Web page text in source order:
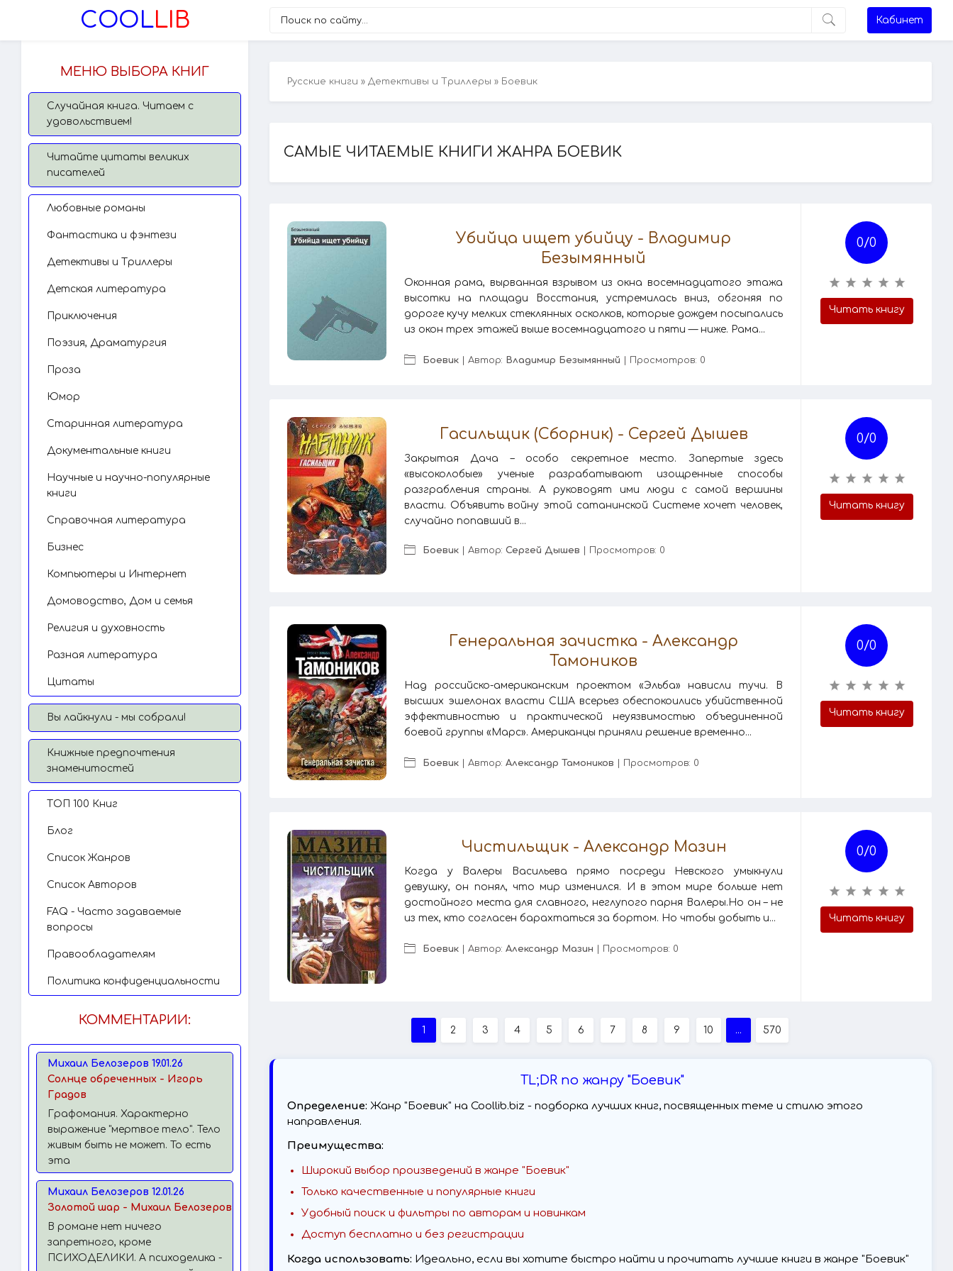
COOLLIB Кабинет
МЕНЮ ВЫБОРА КНИГ
Случайная книга. Читаем с
удовольствием!
Читайте цитаты великих
писателей
Любовные романы
Фантастика и фэнтези
Детективы и Триллеры
Детская литература
Приключения
Поэзия, Драматургия
Проза
Юмор
Старинная литература
Документальные книги
Научные и научно-популярные
книги
Справочная литература
Бизнес
Компьютеры и Интернет
Домоводство, Дом и семья
Религия и духовность
Разная литература
Цитаты
Вы лайкнули - мы собрали!
Книжные предпочтения
знаменитостей
TОП 100 Книг
Блог
Список Жанров
Список Авторов
FAQ - Часто задаваемые
вопросы
Правообладателям
Политика конфиденциальности
КОММЕНТАРИИ:
Михаил Белозеров 19.01.26
Солнце обреченных - Игорь
Градов
Графомания. Характерно
выражение "мертвое тело". Тело
живым быть не может. То есть
эта
Михаил Белозеров 12.01.26
Золотой шар - Михаил Белозеров
В романе нет ничего
запретного, кроме
ПСИХОДЕЛИКИ. А психоделика -
Русские книги » Детективы и Триллеры » Боевик
САМЫЕ ЧИТАЕМЫЕ КНИГИ ЖАНРА БОЕВИК
Убийца ищет убийцу - Владимир
Безымянный
Оконная рама, вырванная взрывом из окна восемнадцатого этажа
высотки на площади Восстания, устремилась вниз, обгоняя по
дороге кучу мелких стеклянных осколков, которые дождем посыпались
из окон трех этажей выше восемнадцатого и пяти — ниже. Рама...
Боевик | Автор: Владимир Безымянный | Просмотров: 0
0/0
Читать книгу
Гасильщик (Сборник) - Сергей Дышев
Закрытая Дача – особо секретное место. Запертые здесь
«высоколобые» ученые разрабатывают изощренные способы
разграбления страны. А руководят ими люди с самой вершины
власти. Объявить войну этой сатанинской Системе хочет человек,
случайно попавший в...
Боевик | Автор: Сергей Дышев | Просмотров: 0
0/0
Читать книгу
Генеральная зачистка - Александр
Тамоников
Над российско-американским проектом «Эльба» нависли тучи. В
высших эшелонах власти США всерьез обеспокоились убийственной
эффективностью и практической неуязвимостью объединенной
боевой группы «Марс». Американцы приняли решение временно...
Боевик | Автор: Александр Тамоников | Просмотров: 0
0/0
Читать книгу
Чистильщик - Александр Мазин
Когда у Валеры Васильева прямо посреди Невского умыкнули
девушку, он понял, что мир изменился. И в этом мире больше нет
достойного места для славного, неглупого парня Валеры.Но он – не
из тех, кто согласен барахтаться за бортом. Но чтобы добыть и...
Боевик | Автор: Александр Мазин | Просмотров: 0
0/0
Читать книгу
1 2 3 4 5 6 7 8 9 10 ... 570
TL;DR по жанру "Боевик"
Определение: Жанр "Боевик" на Coollib.biz - подборка лучших книг, посвященных теме и стилю этого
направления.
Преимущества:
Широкий выбор произведений в жанре "Боевик"
Только качественные и популярные книги
Удобный поиск и фильтры по авторам и новинкам
Доступ бесплатно и без регистрации
Когда использовать: Идеально, если вы хотите быстро найти и прочитать лучшие книги в жанре "Боевик"